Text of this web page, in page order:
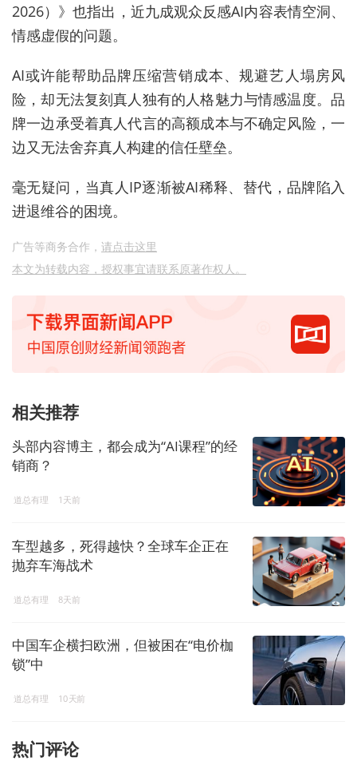
2026）》也指出，近九成观众反感AI内容表情空洞、
情感虚假的问题。
AI或许能帮助品牌压缩营销成本、规避艺人塌房风
险，却无法复刻真人独有的人格魅力与情感温度。品
牌一边承受着真人代言的高额成本与不确定风险，一
边又无法舍弃真人构建的信任壁垒。
毫无疑问，当真人IP逐渐被AI稀释、替代，品牌陷入
进退维谷的困境。
广告等商务合作， 请点击这里
本文为转载内容，授权事宜请联系原著作权人。
相关推荐
头部内容博主，都会成为“AI课程”的经
销商？
道总有理 1天前
车型越多，死得越快？全球车企正在
抛弃车海战术
道总有理 8天前
中国车企横扫欧洲，但被困在“电价枷
锁”中
道总有理 10天前
热门评论